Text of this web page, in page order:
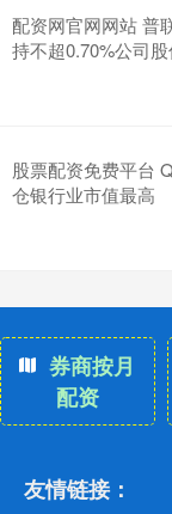
配资网官网网站 普
持不超0.70%公司
股票配资免费平台
仓银行业市值最高
券商按月
配资
友情链接：